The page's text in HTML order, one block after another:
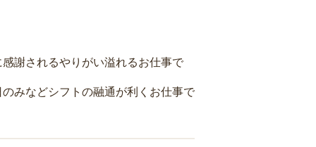
謝されるやりがい溢れるお仕事で
みなどシフトの融通が利くお仕事で